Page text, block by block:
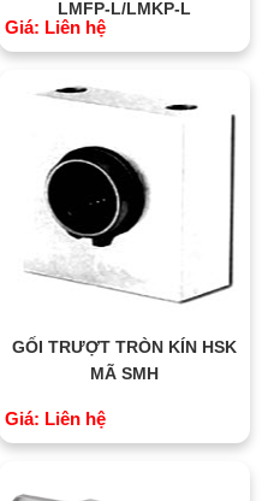
LMFP-L/LMKP-L
Giá: Liên hệ
GỐI TRƯỢT TRÒN KÍN HSK
MÃ SMH
Giá: Liên hệ